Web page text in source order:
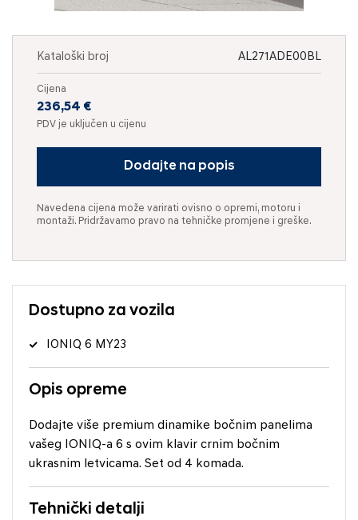
Kataloški broj AL271ADE00BL
Cijena
236,54 €
PDV je uključen u cijenu
Dodajte na popis
Navedena cijena može varirati ovisno o opremi, motoru i
montaži. Pridržavamo pravo na tehničke promjene i greške.
Dostupno za vozila
IONIQ 6 MY23
Opis opreme
Dodajte više premium dinamike bočnim panelima
vašeg IONIQ-a 6 s ovim klavir crnim bočnim
ukrasnim letvicama. Set od 4 komada.
Tehnički detalji